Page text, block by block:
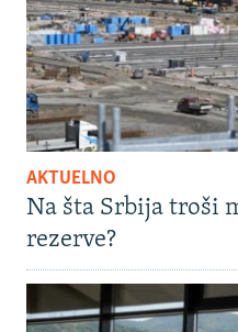
AKTUELNO
Na šta Srbija troši
rezerve?